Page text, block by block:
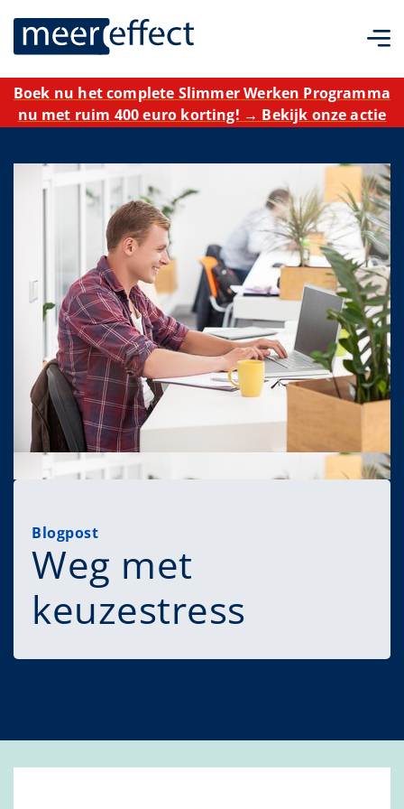
Boek nu het complete Slimmer Werken Programma
nu met ruim 400 euro korting! → Bekijk onze actie
Blogpost
Weg met
keuzestress